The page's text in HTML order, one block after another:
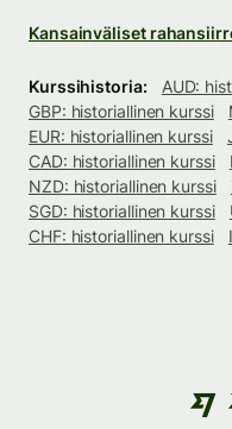
Kansainväliset
Kurssihistoria:
AUD:
GBP: historiallinen kurssi
EUR: historiallinen kurssi
CAD: historiallinen kurssi
NZD: historiallinen kurssi
SGD: historiallinen kurssi
CHF: historiallinen kurssi